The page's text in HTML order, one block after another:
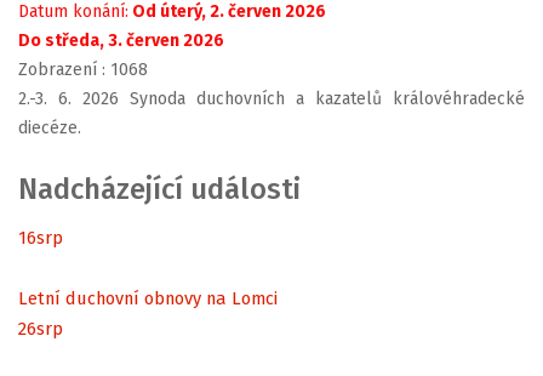
Datum konání: Od úterý, 2. červen 2026
Do středa, 3. červen 2026
Zobrazení : 1068
2.-3. 6. 2026 Synoda duchovních a kazatelů královéhradecké
diecéze.
Nadcházející události
16srp
Letní duchovní obnovy na Lomci
26srp